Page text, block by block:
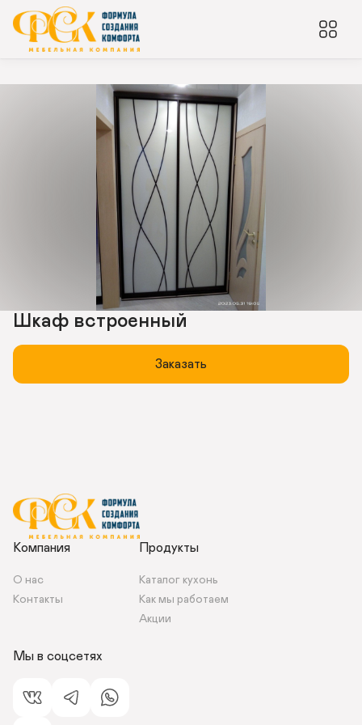
Шкаф встроенный
Заказать
Компания
О нас
Контакты
Продукты
Каталог кухонь
Как мы работаем
Акции
Мы в соцсетях